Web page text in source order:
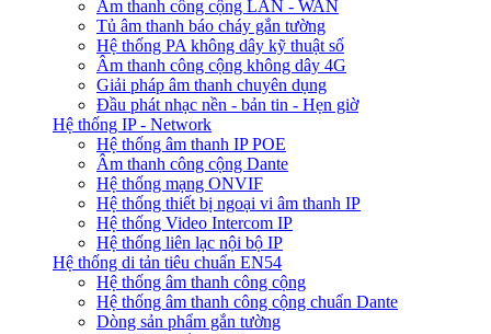
Âm thanh công cộng LAN - WAN
Tủ âm thanh báo cháy gắn tường
Hệ thống PA không dây kỹ thuật số
Âm thanh công cộng không dây 4G
Giải pháp âm thanh chuyên dụng
Đầu phát nhạc nền - bản tin - Hẹn giờ
Hệ thống IP - Network
Hệ thống âm thanh IP POE
Âm thanh công cộng Dante
Hệ thống mạng ONVIF
Hệ thống thiết bị ngoại vi âm thanh IP
Hệ thống Video Intercom IP
Hệ thống liên lạc nội bộ IP
Hệ thống di tản tiêu chuẩn EN54
Hệ thống âm thanh công cộng
Hệ thống âm thanh công cộng chuẩn Dante
Dòng sản phẩm gắn tường